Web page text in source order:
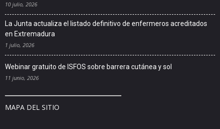
10 julio, 2026
La Junta actualiza el listado definitivo de enfermeros acreditados
en Extremadura
1 julio, 2026
Webinar gratuito de ISFOS sobre barrera cutánea y sol
11 junio, 2026
MAPA DEL SITIO